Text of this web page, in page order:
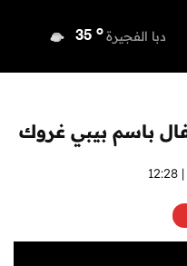
دبا الفجيرة 35 o
أم القيوين 34 o
راس الخيمة